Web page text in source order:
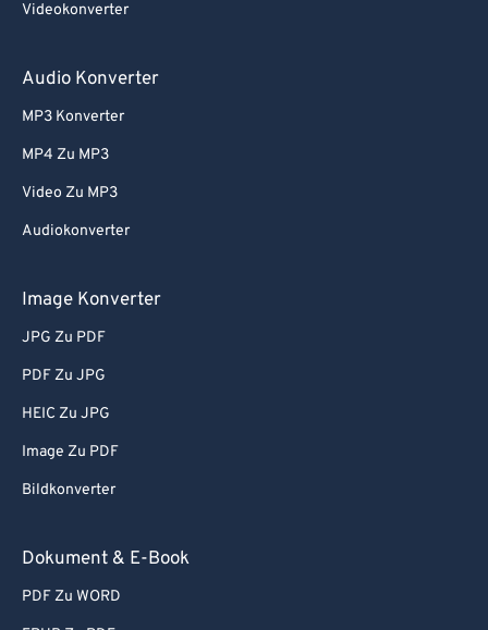
Videokonverter
Audio Konverter
MP3 Konverter
MP4 Zu MP3
Video Zu MP3
Audiokonverter
Image Konverter
JPG Zu PDF
PDF Zu JPG
HEIC Zu JPG
Image Zu PDF
Bildkonverter
Dokument & E-Book
PDF Zu WORD